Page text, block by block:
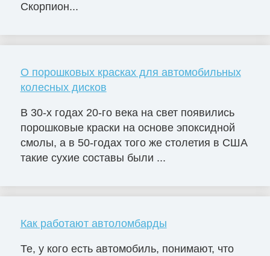
Скорпион...
О порошковых красках для автомобильных
колесных дисков
В 30-х годах 20-го века на свет появились
порошковые краски на основе эпоксидной
смолы, а в 50-годах того же столетия в США
такие сухие составы были ...
Как работают автоломбарды
Те, у кого есть автомобиль, понимают, что